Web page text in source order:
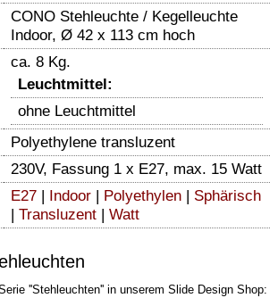
CONO Stehleuchte / Kegelleuchte
Indoor, Ø 42 x 113 cm hoch
ca. 8 Kg.
Leuchtmittel:
ohne Leuchtmittel
Polyethylene transluzent
230V, Fassung 1 x E27, max. 15 Watt
E27 Indoor Polyethylen
Sphärisch
Transluzent Watt
''Stehleuchten'' in unserem Slide Design Shop: